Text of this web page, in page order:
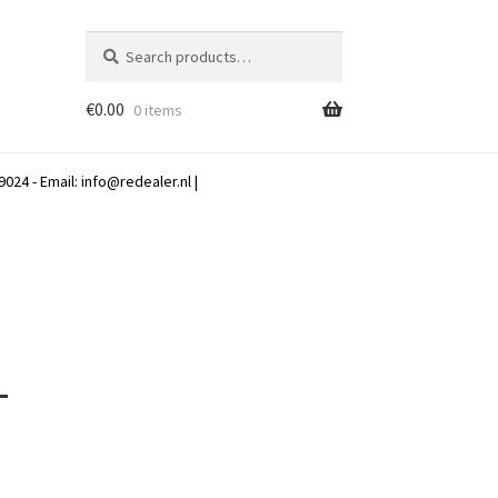
for:
€0.00 0 items
- Email: info@redealer.nl|